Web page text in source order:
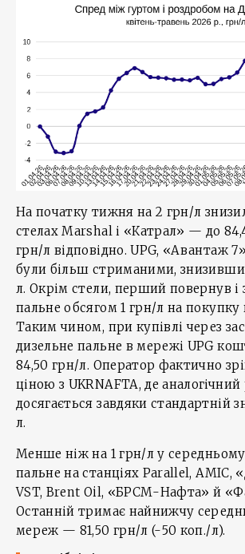
На початку тижня на 2 грн/л
стелах Marshal і «Катрал» — до
грн/л відповідно. UPG, «Авантаж
були більш стриманими, знизивши
л. Окрім стели, перший повернув і
пальне обсягом 1 грн/л на покупку
Таким чином, при купівлі через
дизельне пальне в мережі UPG
84,50 грн/л. Оператор фактично
ціною з UKRNAFTA, де аналогічний
досягається завдяки стандартній
л.
Менше ніж на 1 грн/л у
пальне на станціях Parallel, AMIC,
VST, Brent Oil, «БРСМ-Нафта» й
Останній тримає найнижчу
мереж — 81,50 грн/л (-50 коп./л).